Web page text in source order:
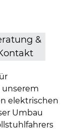
&
unserem
elektrischen
Umbau